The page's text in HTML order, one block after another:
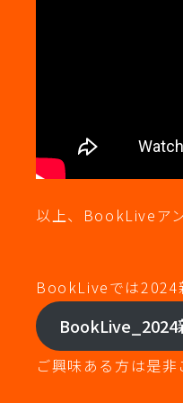
以上、BookLiveア
BookLiveでは2024
BookLive_2024
ご興味ある方は是非